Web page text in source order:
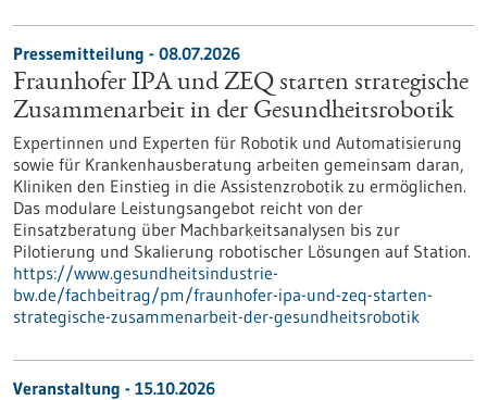
Pressemitteilung - 08.07.2026
Fraunhofer IPA und ZEQ starten strategische
Zusammenarbeit in der Gesundheitsrobotik
Expertinnen und Experten für Robotik und Automatisierung
sowie für Krankenhausberatung arbeiten gemeinsam daran,
Kliniken den Einstieg in die Assistenzrobotik zu ermöglichen.
Das modulare Leistungsangebot reicht von der
Einsatzberatung über Machbarkeitsanalysen bis zur
Pilotierung und Skalierung robotischer Lösungen auf Station.
https://www.gesundheitsindustrie-
bw.de/fachbeitrag/pm/fraunhofer-ipa-und-zeq-starten-
strategische-zusammenarbeit-der-gesundheitsrobotik
Veranstaltung - 15.10.2026